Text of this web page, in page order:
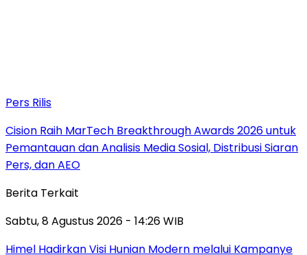
Pers Rilis
Cision Raih MarTech Breakthrough Awards 2026 untuk
Pemantauan dan Analisis Media Sosial, Distribusi Siaran
Pers, dan AEO
Berita Terkait
Sabtu, 8 Agustus 2026 - 14:26 WIB
Himel Hadirkan Visi Hunian Modern melalui Kampanye